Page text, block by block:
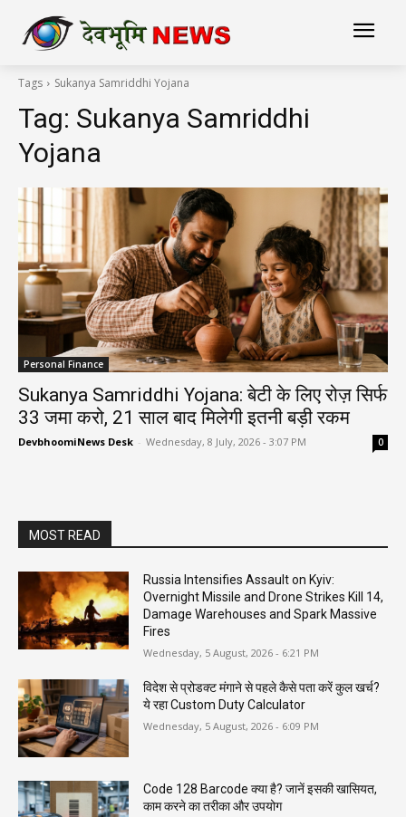
Tags Sukanya Samriddhi Yojana
Tag: Sukanya Samriddhi
Yojana
Personal Finance
Sukanya Samriddhi Yojana: बेटी के लिए रोज़ सिर्फ
₹33 जमा करो, 21 साल बाद मिलेगी इतनी बड़ी रकम
DevbhoomiNews Desk - Wednesday, 8 July, 2026 - 3:07 PM 0
MOST READ
Russia Intensifies Assault on Kyiv:
Overnight Missile and Drone Strikes Kill 14,
Damage Warehouses and Spark Massive
Fires
Wednesday, 5 August, 2026 - 6:21 PM
विदेश से प्रोडक्ट मंगाने से पहले कैसे पता करें कुल खर्च?
ये रहा Custom Duty Calculator
Wednesday, 5 August, 2026 - 6:09 PM
Code 128 Barcode क्या है? जानें इसकी खासियत,
काम करने का तरीका और उपयोग